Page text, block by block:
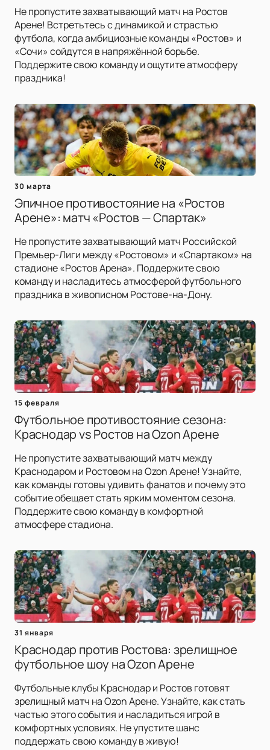
Не пропустите захватывающий матч на Ростов
Арене! Встретьтесь с динамикой и страстью
футбола, когда амбициозные команды «Ростов» и
«Сочи» сойдутся в напряжённой борьбе.
Поддержите свою команду и ощутите атмосферу
праздника!
30 марта
Эпичное противостояние на «Ростов
Арене»: матч «Ростов — Спартак»
Не пропустите захватывающий матч Российской
Премьер-Лиги между «Ростовом» и «Спартаком» на
стадионе «Ростов Арена». Поддержите свою
команду и насладитесь атмосферой футбольного
праздника в живописном Ростове-на-Дону.
15 февраля
Футбольное противостояние сезона:
Краснодар vs Ростов на Ozon Арене
Не пропустите захватывающий матч между
Краснодаром и Ростовом на Ozon Арене! Узнайте,
как команды готовы удивить фанатов и почему это
событие обещает стать ярким моментом сезона.
Поддержите свою команду в комфортной
атмосфере стадиона.
31 января
Краснодар против Ростова: зрелищное
футбольное шоу на Ozon Арене
Футбольные клубы Краснодар и Ростов готовят
зрелищный матч на Ozon Арене. Узнайте, как стать
частью этого события и насладиться игрой в
комфортных условиях. Не упустите шанс
поддержать свою команду в живую!